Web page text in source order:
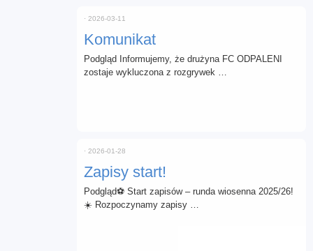
Komunikat
⋅ 2026-03-11
Podgląd Informujemy, że drużyna FC ODPALENI
zostaje wykluczona z rozgrywek …
Zapisy start!
⋅ 2026-01-28
Podgląd⚽ Start zapisów – runda wiosenna 2025/26!
☀️ Rozpoczynamy zapisy …